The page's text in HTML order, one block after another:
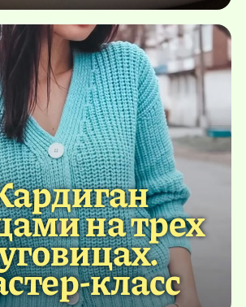
на трех
класс